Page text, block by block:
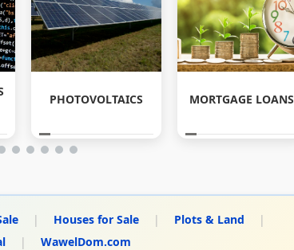
PHOTOVOLTAICS MORTGAGE LOANS
| Houses for Sale | Plots & Land
|
| WawelDom.com